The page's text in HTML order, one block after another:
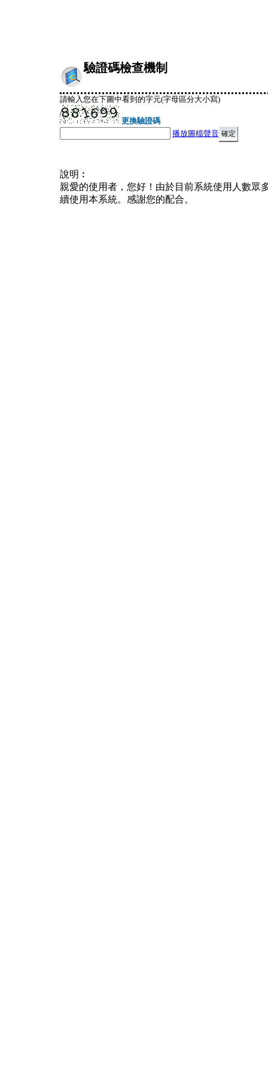
驗證碼檢查機制
請輸入您在下圖中看到的字元(字母區分大小寫)
更換驗證碼
播放圖檔聲音
說明︰
親愛的使用者，您好！由於目前系統使用人數眾
續使用本系統。感謝您的配合。